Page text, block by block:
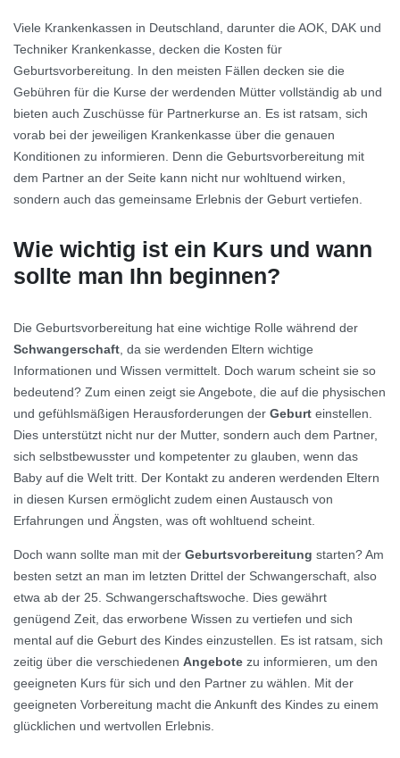
Viele Krankenkassen in Deutschland, darunter die AOK, DAK und
Techniker Krankenkasse, decken die Kosten für
Geburtsvorbereitung. In den meisten Fällen decken sie die
Gebühren für die Kurse der werdenden Mütter vollständig ab und
bieten auch Zuschüsse für Partnerkurse an. Es ist ratsam, sich
vorab bei der jeweiligen Krankenkasse über die genauen
Konditionen zu informieren. Denn die Geburtsvorbereitung mit
dem Partner an der Seite kann nicht nur wohltuend wirken,
sondern auch das gemeinsame Erlebnis der Geburt vertiefen.
Wie wichtig ist ein Kurs und wann
sollte man Ihn beginnen?
Die Geburtsvorbereitung hat eine wichtige Rolle während der
Schwangerschaft, da sie werdenden Eltern wichtige
Informationen und Wissen vermittelt. Doch warum scheint sie so
bedeutend? Zum einen zeigt sie Angebote, die auf die physischen
und gefühlsmäßigen Herausforderungen der Geburt einstellen.
Dies unterstützt nicht nur der Mutter, sondern auch dem Partner,
sich selbstbewusster und kompetenter zu glauben, wenn das
Baby auf die Welt tritt. Der Kontakt zu anderen werdenden Eltern
in diesen Kursen ermöglicht zudem einen Austausch von
Erfahrungen und Ängsten, was oft wohltuend scheint.
Doch wann sollte man mit der Geburtsvorbereitung starten? Am
besten setzt an man im letzten Drittel der Schwangerschaft, also
etwa ab der 25. Schwangerschaftswoche. Dies gewährt
genügend Zeit, das erworbene Wissen zu vertiefen und sich
mental auf die Geburt des Kindes einzustellen. Es ist ratsam, sich
zeitig über die verschiedenen Angebote zu informieren, um den
geeigneten Kurs für sich und den Partner zu wählen. Mit der
geeigneten Vorbereitung macht die Ankunft des Kindes zu einem
glücklichen und wertvollen Erlebnis.